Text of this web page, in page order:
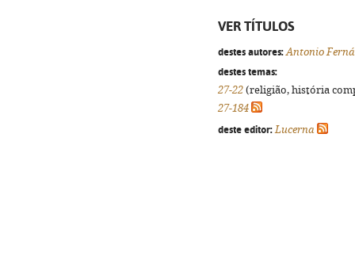
VER TÍTULOS
destes autores: Antonio
destes temas:
27-22 (religião, história
27-184
deste editor: Lucerna